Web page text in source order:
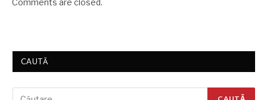
Comments are closed.
CAUTĂ